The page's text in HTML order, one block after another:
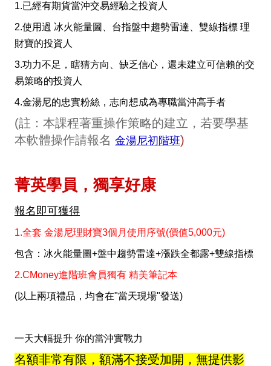
1.已經有期貨當沖交易經驗之投資人
2.使用過 冰火能量圖、台指盤中趨勢雷達、雙線指標 理
財寶的投資人
3.功力不足，瞎猜方向、缺乏信心，還未建立可信賴的交
易策略的投資人
4.金湯尼的忠實粉絲，志向想成為專職當沖高手者
(註：本課程著重操作策略的建立，若要學基
本軟體操作請報名 金湯尼初階班)
菁英學員，獨享好康
報名即可獲得
1.全套 金湯尼理財寶3個月使用序號(價值5,000元)
包含：冰火能量圖+盤中趨勢雷達+漲跌全都露+雙線指標
2.CMoney進階班會員獨有 精美筆記本
(以上兩項禮品，均會在"當天現場"發送)
一天大幅提升 你的當沖實戰力
名額非常有限，額滿不接受加開，無提供影